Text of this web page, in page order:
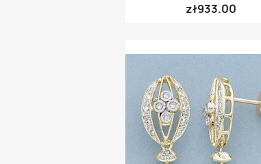
zł933.00